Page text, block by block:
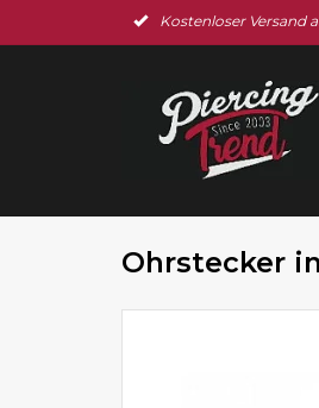
Kostenloser Versand
Ohrstecker